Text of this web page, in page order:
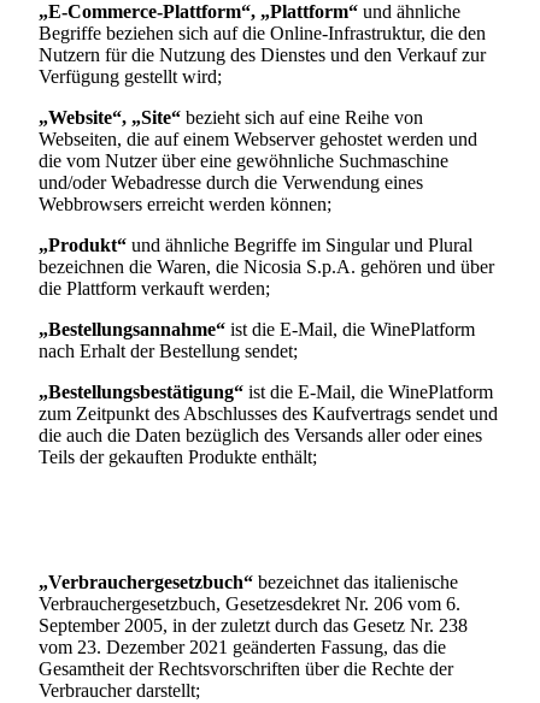
„E-Commerce-Plattform“, „Plattform“ und ähnliche
Begriffe beziehen sich auf die Online-Infrastruktur, die den
Nutzern für die Nutzung des Dienstes und den Verkauf zur
Verfügung gestellt wird;
„Website“, „Site“ bezieht sich auf eine Reihe von
Webseiten, die auf einem Webserver gehostet werden und
die vom Nutzer über eine gewöhnliche Suchmaschine
und/oder Webadresse durch die Verwendung eines
Webbrowsers erreicht werden können;
„Produkt“ und ähnliche Begriffe im Singular und Plural
bezeichnen die Waren, die Nicosia S.p.A. gehören und über
die Plattform verkauft werden;
„Bestellungsannahme“ ist die E-Mail, die WinePlatform
nach Erhalt der Bestellung sendet;
„Bestellungsbestätigung“ ist die E-Mail, die WinePlatform
zum Zeitpunkt des Abschlusses des Kaufvertrags sendet und
die auch die Daten bezüglich des Versands aller oder eines
Teils der gekauften Produkte enthält;
„Verbrauchergesetzbuch“ bezeichnet das italienische
Verbrauchergesetzbuch, Gesetzesdekret Nr. 206 vom 6.
September 2005, in der zuletzt durch das Gesetz Nr. 238
vom 23. Dezember 2021 geänderten Fassung, das die
Gesamtheit der Rechtsvorschriften über die Rechte der
Verbraucher darstellt;